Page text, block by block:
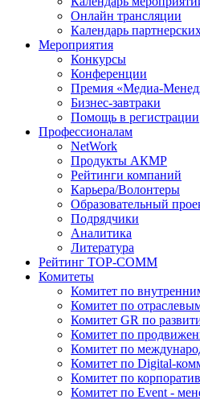
Онлайн трансляции
Календарь
Мероприятия
Конкурсы
Конференции
Премия «Медиа-
Бизнес-завтраки
Помощь в регистрации
Профессионалам
NetWork
Продукты АКМР
Рейтинги компаний
Карьера/Волонтеры
Образовательный
Подрядчики
Аналитика
Литература
Рейтинг TOP-COMM
Комитеты
Комитет по
Комитет по
Комитет GR по
Комитет по
Комитет по
Комитет по Digital-
Комитет по
Комитет по Event -